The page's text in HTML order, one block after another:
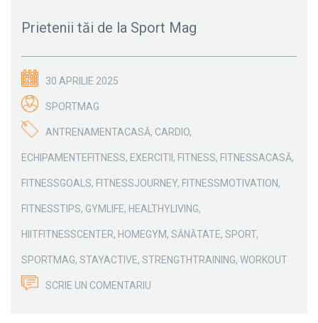
Prietenii tăi de la Sport Mag
30 APRILIE 2025
SPORTMAG
ANTRENAMENTACASĂ, CARDIO,
ECHIPAMENTEFITNESS, EXERCITII , FITNESS, FITNESSACASĂ,
FITNESSGOALS, FITNESSJOURNEY, FITNESSMOTIVATION,
FITNESSTIPS, GYMLIFE, HEALTHYLIVING,
HIITFITNESSCENTER, HOMEGYM, SĂNĂTATE, SPORT,
SPORTMAG, STAYACTIVE, STRENGTHTRAINING, WORKOUT
SCRIE UN COMENTARIU